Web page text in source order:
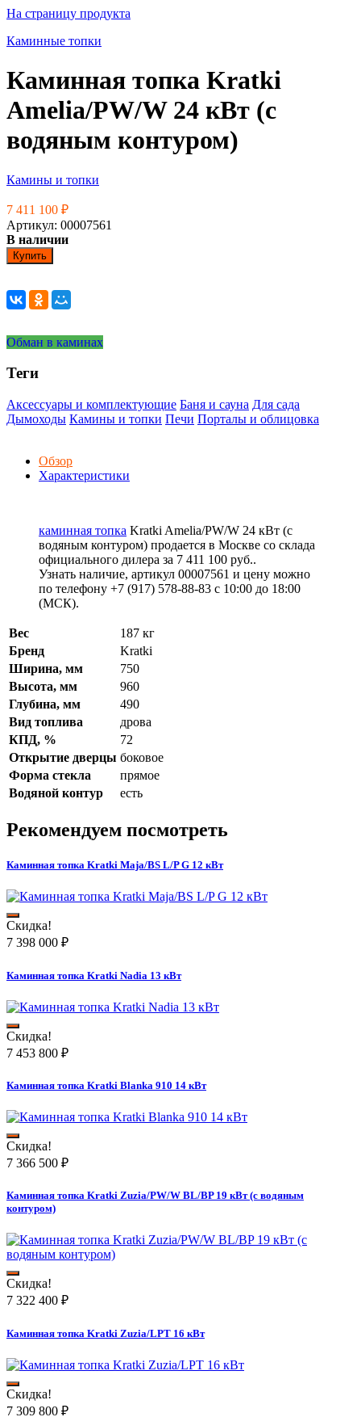
На страницу продукта
Каминные топки
Каминная топка Kratki
Amelia/PW/W 24 кВт (с
водяным контуром)
Камины и топки
7 411 100 ₽
Артикул: 00007561
В наличии
Купить
Обман в каминах
Теги
Аксессуары и комплектующие Баня и сауна Для сада
Дымоходы Камины и топки Печи Порталы и облицовка
Обзор
Характеристики
каминная топка Kratki Amelia/PW/W 24 кВт (с
водяным контуром) продается в Москве со склада
официального дилера за 7 411 100 руб..
Узнать наличие, артикул 00007561 и цену можно
по телефону +7 (917) 578-88-83 с 10:00 до 18:00
(МСК).
Вес
187 кг
Бренд
Kratki
Ширина, мм
750
Высота, мм
960
Глубина, мм
490
Вид топлива
дрова
КПД, %
72
Открытие дверцы боковое
Форма стекла
прямое
Водяной контур
есть
Рекомендуем посмотреть
Каминная топка Kratki Maja/BS L/P G 12 кВт
Скидка!
7 398 000 ₽
Каминная топка Kratki Nadia 13 кВт
Скидка!
7 453 800 ₽
Каминная топка Kratki Blanka 910 14 кВт
Скидка!
7 366 500 ₽
Каминная топка Kratki Zuzia/PW/W BL/BP 19 кВт (с водяным
контуром)
Скидка!
7 322 400 ₽
Каминная топка Kratki Zuzia/LPT 16 кВт
Скидка!
7 309 800 ₽